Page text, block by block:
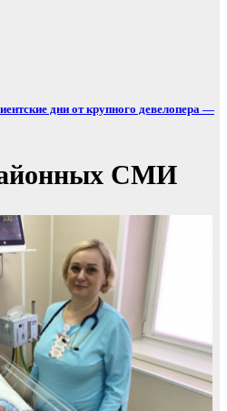
дни от крупного девелопера —